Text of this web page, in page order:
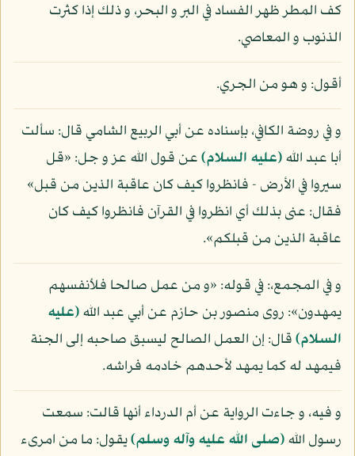
كف المطر ظهر الفساد في البر و البحر، و ذلك إذا كثرت
الذنوب و المعاصي.
أقول: و هو من الجري.
و في روضة الكافي، بإسناده عن أبي الربيع الشامي قال: سألت
أبا عبد الله(عليه السلام)عن قول الله عز و جل: «قل
سيروا في الأرض - فانظروا كيف كان عاقبة الذين من قبل»
فقال: عنى بذلك أي انظروا في القرآن فانظروا كيف كان
عاقبة الذين من قبلكم».
و في المجمع،: في قوله: «و من عمل صالحا فلأنفسهم
يمهدون»: روى منصور بن حازم عن أبي عبد الله(عليه
السلام)قال: إن العمل الصالح ليسبق صاحبه إلى الجنة
فيمهد له كما يمهد لأحدهم خادمه فراشه.
و فيه، و جاءت الرواية عن أم الدرداء أنها قالت: سمعت
رسول الله(صلى الله عليه وآله وسلم)يقول: ما من امرىء